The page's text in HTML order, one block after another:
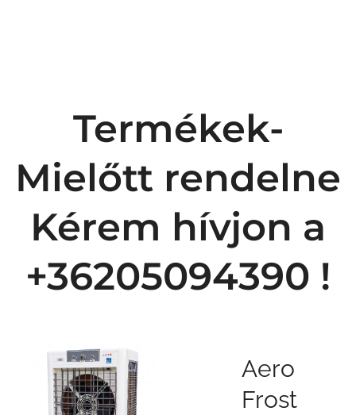
Termékek-
Mielőtt rendelne
Kérem hívjon a
+36205094390 !
Aero
Frost